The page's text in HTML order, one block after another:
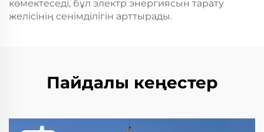
көмектеседі, бұл электр энергиясын тарату
желісінің сенімділігін арттырады.
Пайдалы кеңестер